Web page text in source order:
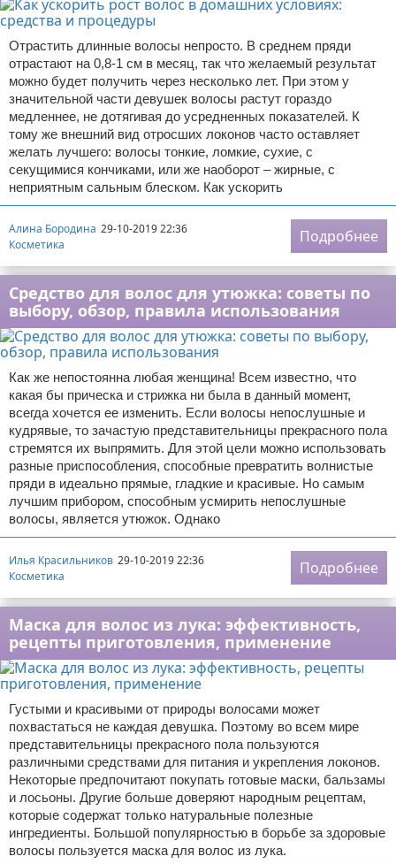
Отрастить длинные волосы непросто. В среднем пряди
отрастают на 0,8-1 см в месяц, так что желаемый результат
можно будет получить через несколько лет. При этом у
значительной части девушек волосы растут гораздо
медленнее, не дотягивая до усредненных показателей. К
тому же внешний вид отросших локонов часто оставляет
желать лучшего: волосы тонкие, ломкие, сухие, с
секущимися кончиками, или же наоборот – жирные, с
неприятным сальным блеском. Как ускорить
Алина Бородина 29-10-2019 22:36
Косметика
Подробнее
Средство для волос для утюжка: советы по
выбору, обзор, правила использования
Как же непостоянна любая женщина! Всем известно, что
какая бы прическа и стрижка ни была в данный момент,
всегда хочется ее изменить. Если волосы непослушные и
кудрявые, то зачастую представительницы прекрасного пола
стремятся их выпрямить. Для этой цели можно использовать
разные приспособления, способные превратить волнистые
пряди в идеально прямые, гладкие и красивые. Но самым
лучшим прибором, способным усмирить непослушные
волосы, является утюжок. Однако
Илья Красильников 29-10-2019 22:36
Косметика
Подробнее
Маска для волос из лука: эффективность,
рецепты приготовления, применение
Густыми и красивыми от природы волосами может
похвастаться не каждая девушка. Поэтому во всем мире
представительницы прекрасного пола пользуются
различными средствами для питания и укрепления локонов.
Некоторые предпочитают покупать готовые маски, бальзамы
и лосьоны. Другие больше доверяют народным рецептам,
которые содержат только натуральные полезные
ингредиенты. Большой популярностью в борьбе за здоровые
волосы пользуется маска для волос из лука.